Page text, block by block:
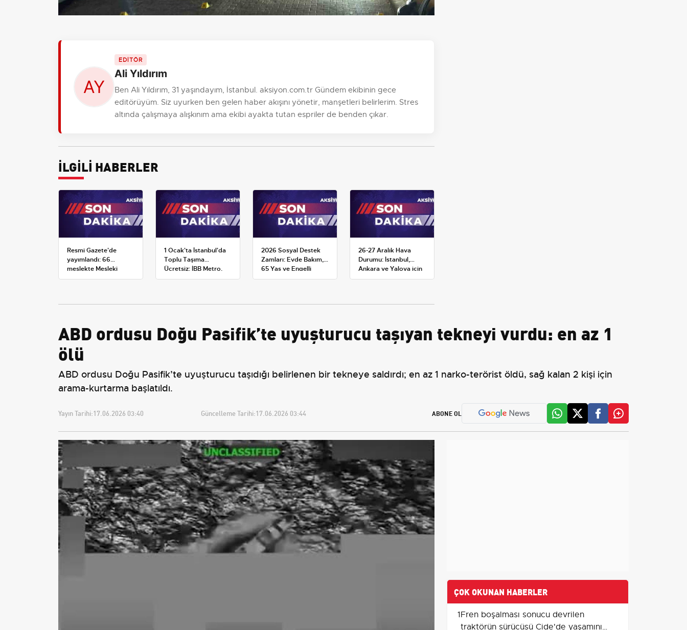
EDİTÖR
Ali Yıldırım
Ben Ali Yıldırım, 31 yaşındayım, İstanbul. aksiyon.com.tr Gündem ekibinin gece
editörüyüm. Siz uyurken ben gelen haber akışını yönetir, manşetleri belirlerim. Stres
altında çalışmaya alışkınım ama ekibi ayakta tutan espriler de benden çıkar.
İLGİLİ HABERLER
Resmi Gazete'de
yayımlandı: 66
meslekte Mesleki
Yeterlilik Belgesi
1 Ocak'ta İstanbul'da
Toplu Taşıma
Ücretsiz: İBB Metro,
Metrobüs ve Otobüs
2026 Sosyal Destek
Zamları: Evde Bakım,
65 Yaş ve Engelli
Maaşlarında Yeni
26-27 Aralık Hava
Durumu: İstanbul,
Ankara ve Yalova için
Kar Tahminleri
ABD ordusu Doğu Pasifik’te uyuşturucu taşıyan tekneyi vurdu: en az 1
ölü
ABD ordusu Doğu Pasifik’te uyuşturucu taşıdığı belirlenen bir tekneye saldırdı; en az 1 narko-terörist öldü, sağ kalan 2 kişi için
arama-kurtarma başlatıldı.
Yayın Tarihi:17.06.2026 03:40 Güncelleme Tarihi:17.06.2026 03:44 ABONE OL
ÇOK OKUNAN HABERLER
1Fren boşalması sonucu devrilen
traktörün sürücüsü Cide'de yaşamını